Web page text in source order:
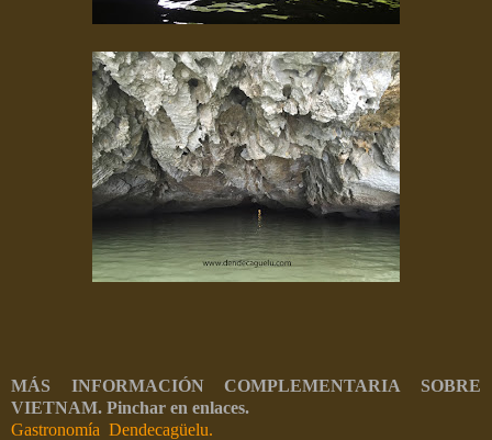
MÁS INFORMACIÓN COMPLEMENTARIA SOBRE
VIETNAM. Pinchar en enlaces.
Gastronomía Dendecagüelu.